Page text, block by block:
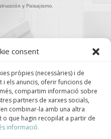
consent
pròpies (necessàries) i de
els anuncis, oferir funcions de
compartim informació sobre
partners de xarxes socials,
combinar-la amb una altra
que hagin recopilat a partir de
informació.
y Paisajismo.